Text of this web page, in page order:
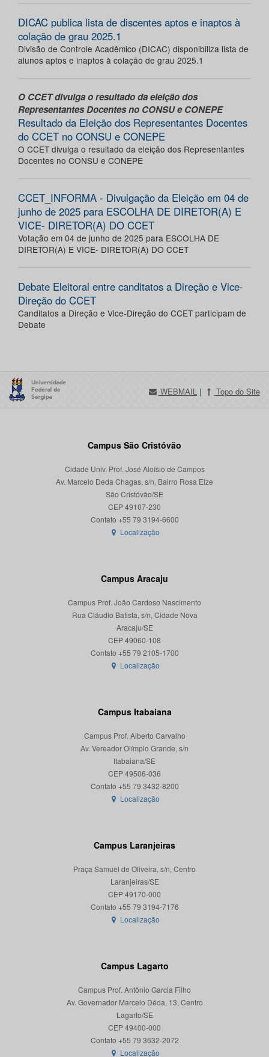
DICAC publica lista de discentes aptos e inaptos à
colação de grau 2025.1
Divisão de Controle Acadêmico (DICAC) disponibiliza lista de
alunos aptos e inaptos à colação de grau 2025.1
O CCET divulga o resultado da eleição dos
Representantes Docentes no CONSU e CONEPE
Resultado da Eleição dos Representantes Docentes
do CCET no CONSU e CONEPE
O CCET divulga o resultado da eleição dos Representantes
Docentes no CONSU e CONEPE
CCET_INFORMA - Divulgação da Eleição em 04 de
junho de 2025 para ESCOLHA DE DIRETOR(A) E
VICE- DIRETOR(A) DO CCET
Votação em 04 de junho de 2025 para ESCOLHA DE
DIRETOR(A) E VICE- DIRETOR(A) DO CCET
Debate Eleitoral entre canditatos a Direção e Vice-
Direção do CCET
Canditatos a Direção e Vice-Direção do CCET participam de
Debate
WEBMAIL | Topo do Site
Campus São Cristóvão
Cidade Univ. Prof. José Aloísio de Campos
Av. Marcelo Deda Chagas, s/n, Bairro Rosa Elze
São Cristóvão/SE
CEP 49107-230
Localização
Campus Aracaju
Campus Prof. João Cardoso Nascimento
Rua Cláudio Batista, s/n, Cidade Nova
Aracaju/SE
CEP 49060-108
Localização
Campus Itabaiana
Campus Prof. Alberto Carvalho
Av. Vereador Olímpio Grande, s/n
Itabaiana/SE
CEP 49506-036
Localização
Campus Laranjeiras
Praça Samuel de Oliveira, s/n, Centro
Laranjeiras/SE
CEP 49170-000
Localização
Campus Lagarto
Campus Prof. Antônio Garcia Filho
Av. Governador Marcelo Déda, 13, Centro
Lagarto/SE
CEP 49400-000
Localização